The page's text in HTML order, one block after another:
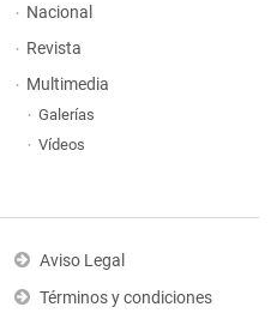
Nacional
Revista
Multimedia
Galerías
Vídeos
Aviso Legal
Términos y condiciones